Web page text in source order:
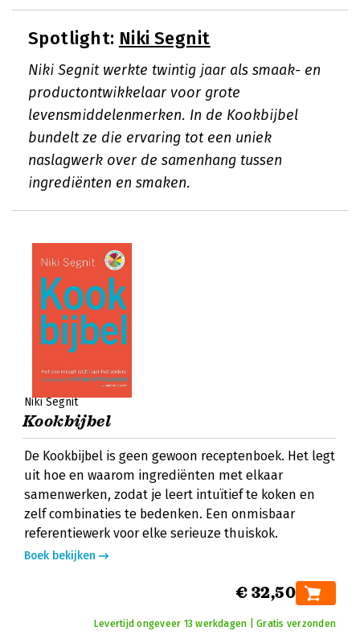
Spotlight: Niki Segnit
Niki Segnit werkte twintig jaar als smaak- en
productontwikkelaar voor grote
levensmiddelenmerken. In de Kookbijbel
bundelt ze die ervaring tot een uniek
naslagwerk over de samenhang tussen
ingrediënten en smaken.
Niki Segnit
Kookbijbel
De Kookbijbel is geen gewoon receptenboek. Het legt
uit hoe en waarom ingrediënten met elkaar
samenwerken, zodat je leert intuïtief te koken en
zelf combinaties te bedenken. Een onmisbaar
referentiewerk voor elke serieuze thuiskok.
Boek bekijken
€ 32,50
Levertijd ongeveer 13 werkdagen | Gratis verzonden